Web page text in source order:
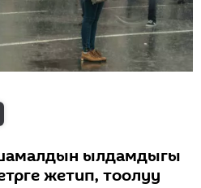
ылдамдыгы
жетип, тоолуу